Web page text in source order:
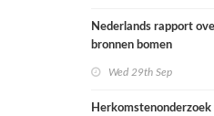
Nederlands rapport
bronnen bomen
Wed 29th Sep